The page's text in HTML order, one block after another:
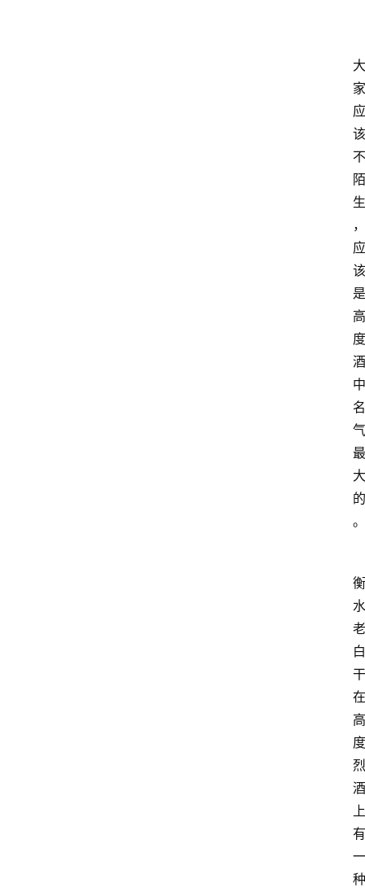
大
家
应
该
不
陌
生
，
应
该
是
高
度
酒
中
名
气
最
大
的
。
衡
水
老
白
干
在
高
度
烈
酒
上
有
一
种